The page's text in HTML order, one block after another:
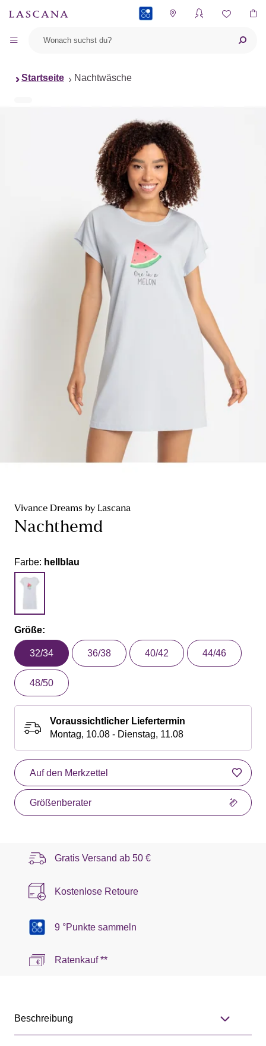
Startseite Nachtwäsche
Vivance Dreams by Lascana
Nachthemd
Farbe: hellblau
Größe:
32/34 36/38 40/42 44/46
48/50
Voraussichtlicher Liefertermin
Montag, 10.08 - Dienstag, 11.08
Auf den Merkzettel
Größenberater
Gratis Versand ab 50 €
Kostenlose Retoure
9 °Punkte sammeln
Ratenkauf **
Beschreibung